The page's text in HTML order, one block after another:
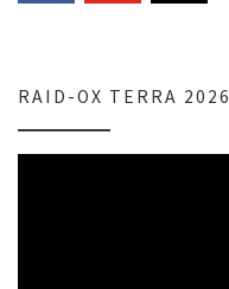
RAID-OX TERRA 2026